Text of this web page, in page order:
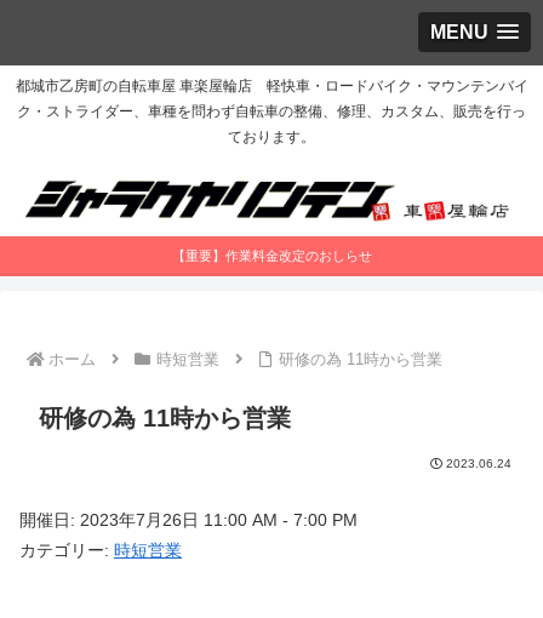
MENU
都城市乙房町の自転車屋 車楽屋輪店 軽快車・ロードバイク・マウンテンバイ
ク・ストライダー、車種を問わず自転車の整備、修理、カスタム、販売を行っ
ております。
【重要】作業料金改定のおしらせ
ホーム 時短営業 研修の為 11時から営業
研修の為 11時から営業
2023.06.24
開催日: 2023年7月26日 11:00 AM - 7:00 PM
カテゴリー: 時短営業